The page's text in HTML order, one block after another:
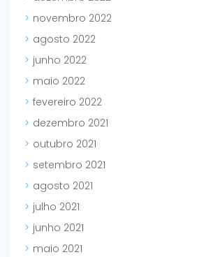
novembro 2022
agosto 2022
junho 2022
maio 2022
fevereiro 2022
dezembro 2021
outubro 2021
setembro 2021
agosto 2021
julho 2021
junho 2021
maio 2021